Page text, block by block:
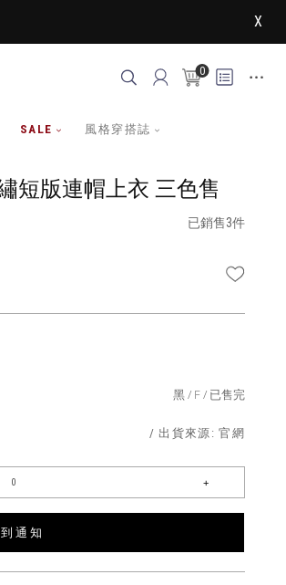
X
0
SALE 風格穿搭誌
短版連帽上衣 三色售
已銷售3件
黑 F 已售完
/ 出貨來源:官網
通 知